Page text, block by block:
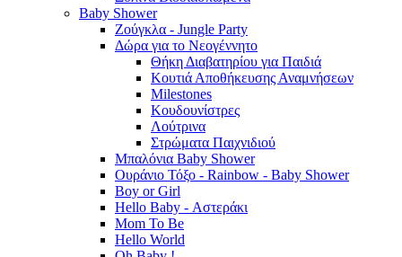
Baby Shower
Ζούγκλα - Jungle Party
Δώρα για το Νεογέννητο
Θήκη Διαβατηρίου για Παιδιά
Κουτιά Αποθήκευσης Αναμνήσεων
Milestones
Κουδουνίστρες
Λούτρινα
Στρώματα Παιχνιδιού
Μπαλόνια Baby Shower
Ουράνιο Τόξο - Rainbow - Baby Shower
Boy or Girl
Hello Baby - Αστεράκι
Mom To Be
Hello World